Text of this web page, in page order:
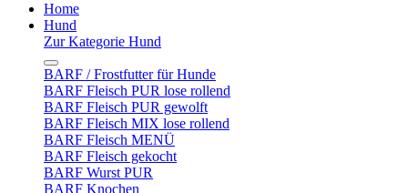
Home
Hund
Zur Kategorie Hund
BARF / Frostfutter für Hunde
BARF Fleisch PUR lose rollend
BARF Fleisch PUR gewolft
BARF Fleisch MIX lose rollend
BARF Fleisch MENÜ
BARF Fleisch gekocht
BARF Wurst PUR
BARF Knochen